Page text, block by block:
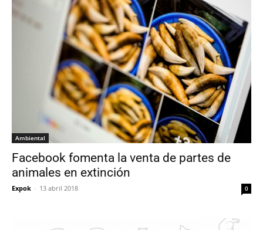
Ambiental
Facebook fomenta la venta de partes de
animales en extinción
Expok - 13 abril 2018 0